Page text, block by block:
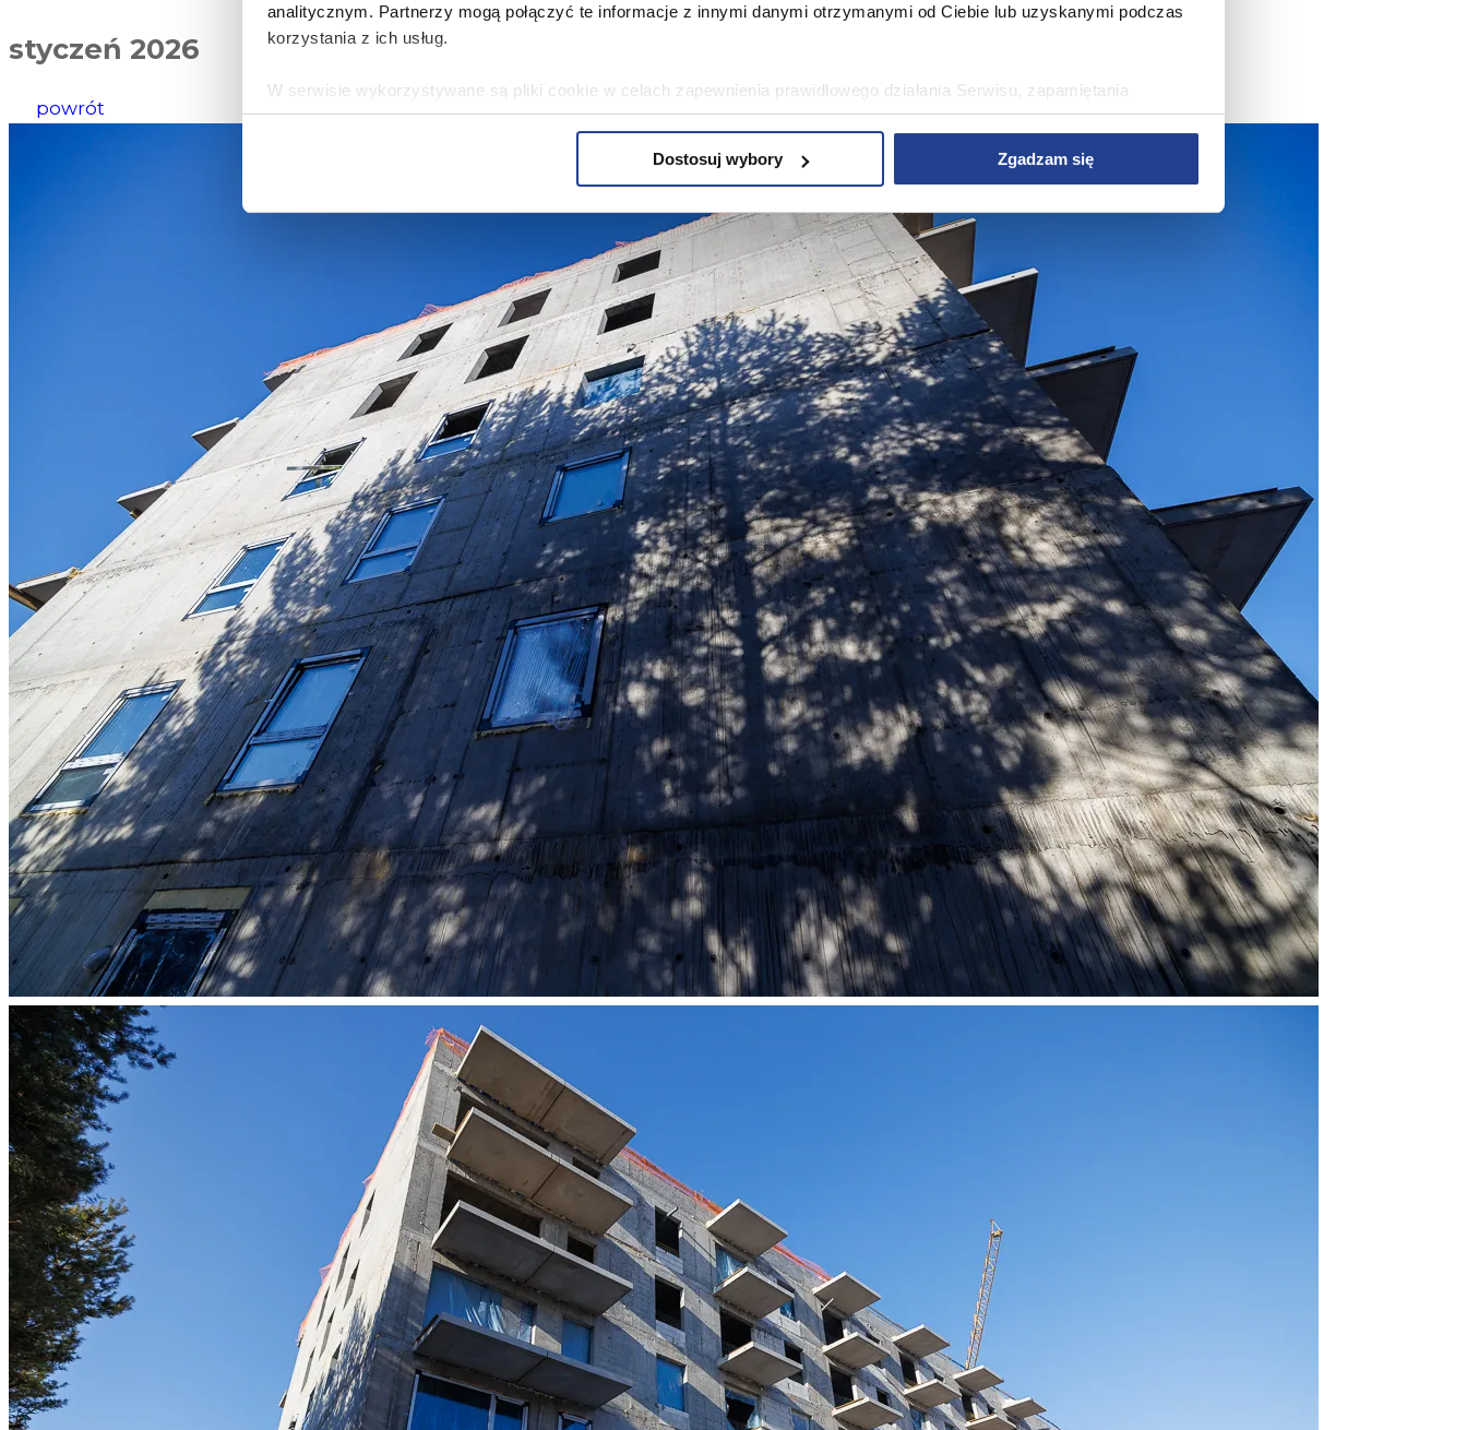
analitycznym. Partnerzy mogą połączyć te informacje z innymi danymi otrzymanymi od Ciebie lub uzyskanymi podczas
korzystania z ich usług.
W serwisie wykorzystywane są pliki cookie w celach zapewnienia prawidłowego działania Serwisu, zapamiętania
wybranych przez użytkownika ustawień i wszelkich wyborów dokonywanych w Serwisie, poprawy wydajności Serwisu,
działania Serwisu do preferencji użytkowników, tworzenia statystyk użytkowania Serwisu oraz w celach marketingowych.
Informacje, w tym dane osobowe, pozyskane w związku z wykorzystywaniem plików cookie w Serwisie, przetwarzane są
przez Spravia Sp. z o.o. jako usługodawcę Serwisu w ww. celach oraz mogą być również przetwarzane przez Partnerów
Spravia Sp. z o.o. W związku z powyższym użytkownik ma prawo do dostępu do swoich danych osobowych, ich
sprostowania, usunięcia, ograniczenia przetwarzania, wniesienia sprzeciwu wobec przetwarzania, a także prawo do
wniesienia skargi do Prezesa Urzędu Ochrony Danych Osobowych. Szczegółowe informacje o plikach cookie
wykorzystywanych w Serwisie oraz inne informacje dotyczące prywatności związane z korzystaniem z Serwisu dostępne
są w Polityce prywatności – pliki cookie.
Wybierając opcję „Zgadzam się” wyrażasz zgodę na wykorzystywanie w Serwisie wszystkich plików cookie przez
Spravia Sp. z o.o. oraz jej Partnerów we wskazanych powyżej celach.Wyrażenie zgody jest dobrowolne. Możesz
wycofać zgodę i dokonać zmiany ustawień dotyczących plików cookie w każdej chwili za pośrednictwem panelu
„Ustawienia plików cookie” dostępnego z poziomu
Polityki prywatności – pliki cookie.
Możesz również dostosować wybory dotyczące plików cookie i udzielić zgody na wykorzystywanie plików cookie
w Serwisie tylko w wybranych przez Ciebie celach poprzez wybranie opcji „Dostosuj wybory”.
Dostosuj wybory Zgadzam się
styczeń 2026
powrót